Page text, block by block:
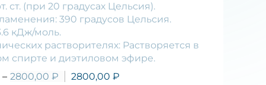
ст. (при 20 градусах Цельсия).
390 градусов Цельсия.
кДж/моль.
растворителях: Растворяется в
спирте и диэтиловом эфире.
– 2800,00 ₽ 2800,00 ₽